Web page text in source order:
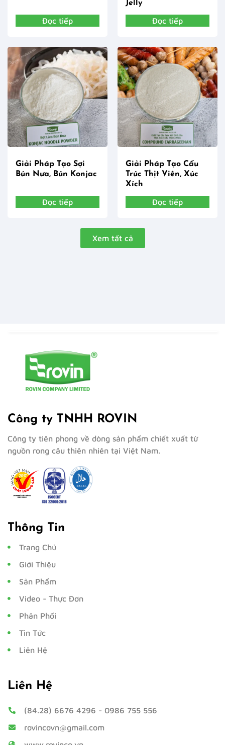
Đọc tiếp
Jelly
Đọc tiếp
Giải Pháp Tạo Sợi
Bún Nưa, Bún Konjac
Đọc tiếp
Giải Pháp Tạo Cấu
Trúc Thịt Viên, Xúc
Xích
Đọc tiếp
Xem tất cả
Công ty TNHH ROVIN
Công ty tiên phong về dòng sản phẩm chiết xuất từ
nguồn rong câu thiên nhiên tại Việt Nam.
Thông Tin
Trang Chủ
Giới Thiệu
Sản Phẩm
Video - Thực Đơn
Phân Phối
Tin Tức
Liên Hệ
Liên Hệ
(84.28) 6676 4296 - 0986 755 556
rovincovn@gmail.com